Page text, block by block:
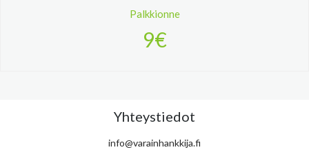
Palkkionne
9€
Yhteystiedot
info@varainhankkija.fi